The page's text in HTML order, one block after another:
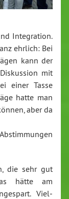
In­te­gra­ti­on.
ehrlich: Bei
kann der
mit
einer Tasse
hatte man
aber da
die sehr gut
hätte am
Viel­